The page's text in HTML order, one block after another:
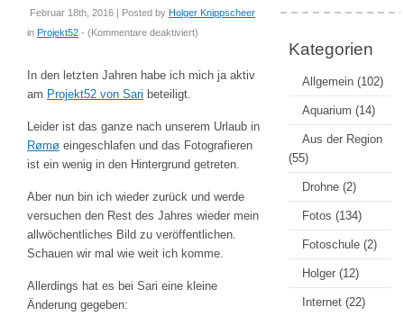
Februar 18th, 2016 | Posted by Holger Knippscheer
in Projekt52 - (Kommentare deaktiviertfür
zurück
)
In den letzten Jahren habe ich mich ja aktiv
am Projekt52 von Sari beteiligt.
Leider ist das ganze nach unserem Urlaub in
Rømø eingeschlafen und das Fotografieren
ist ein wenig in den Hintergrund getreten.
Aber nun bin ich wieder zurück und werde
versuchen den Rest des Jahres wieder mein
allwöchentliches Bild zu veröffentlichen.
Schauen wir mal wie weit ich komme.
Allerdings hat es bei Sari eine kleine
Änderung gegeben:
Kategorien
Allgemein (102)
Aquarium (14)
Aus der Region
(55)
Drohne (2)
Fotos (134)
Fotoschule (2)
Holger (12)
Internet (22)